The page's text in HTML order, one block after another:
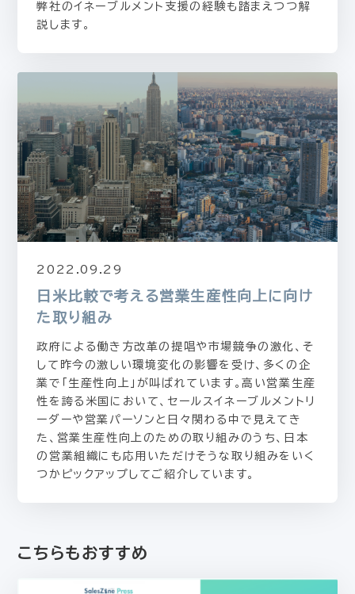
弊社のイネーブルメント支援の経験も踏まえつつ解
説します。
2022.09.29
日米比較で考える営業生産性向上に向け
た取り組み
政府による働き方改革の提唱や市場競争の激化、そ
して昨今の激しい環境変化の影響を受け、多くの企
業で「生産性向上」が叫ばれています。高い営業生産
性を誇る米国において、セールスイネーブルメントリ
ーダーや営業パーソンと日々関わる中で見えてき
た、営業生産性向上のための取り組みのうち、日本
の営業組織にも応用いただけそうな取り組みをいく
つかピックアップしてご紹介しています。
こちらもおすすめ